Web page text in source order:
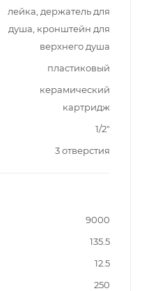
лейка, держатель для
душа, кронштейн для
верхнего душа
пластиковый
керамический
картридж
1/2"
3 отверстия
9000
135.5
12.5
250